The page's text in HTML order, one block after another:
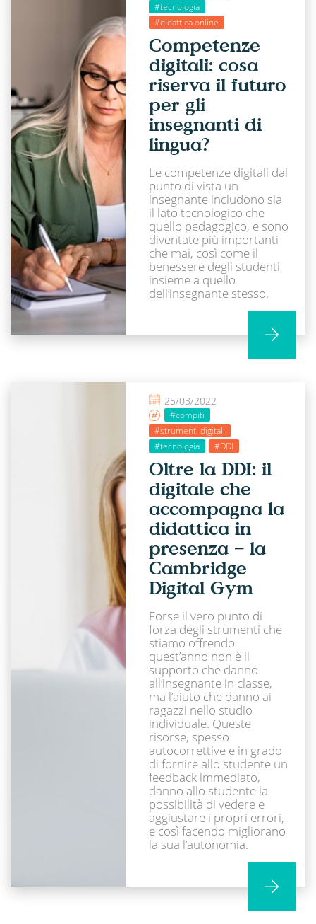
#tecnologia
#didattica online
Competenze
digitali: cosa
riserva il futuro
per gli
insegnanti di
lingua?
Le competenze digitali dal
punto di vista un
insegnante includono sia
il lato tecnologico che
quello pedagogico, e sono
diventate più importanti
che mai, così come il
benessere degli studenti,
insieme a quello
dell’insegnante stesso.
25/03/2022
#compiti
#strumenti digitali
#tecnologia
#DDI
Oltre la DDI: il
digitale che
accompagna la
didattica in
presenza – la
Cambridge
Digital Gym
Forse il vero punto di
forza degli strumenti che
stiamo offrendo
quest’anno non è il
supporto che danno
all’insegnante in classe,
ma l’aiuto che danno ai
ragazzi nello studio
individuale. Queste
risorse, spesso
autocorrettive e in grado
di fornire allo studente un
feedback immediato,
danno allo studente la
possibilità di vedere e
aggiustare i propri errori,
e così facendo migliorano
la sua l’autonomia.